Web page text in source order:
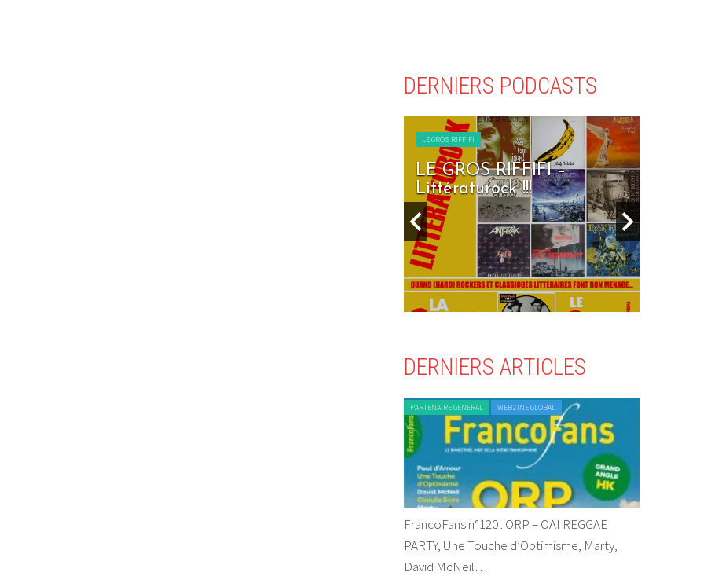
DERNIERS PODCASTS
LE GROS RIFFIFI –
LE GROS RIFFIFI
LE GROS RIFFIFI –
Days To Rock !!!
DERNIERS ARTICLES
PARTENAIRE GENERAL WEBZINE GLOBAL
FrancoFans n°120 : ORP – OAI REGGAE
PARTY, Une Touche d’Optimisme, Marty,
David McNeil…